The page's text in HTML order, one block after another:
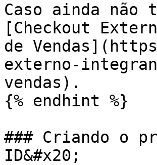
Caso ainda
[Checkout
de
externo-
vendas).
{% endhint %}
### Criando o
ID&#x20;